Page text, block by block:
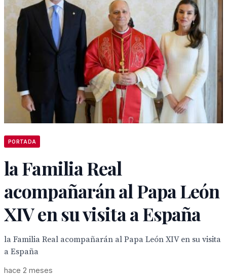
PORTADA
la Familia Real
acompañarán al Papa León
XIV en su visita a España
la Familia Real acompañarán al Papa León XIV en su visita
a España
hace 2 meses